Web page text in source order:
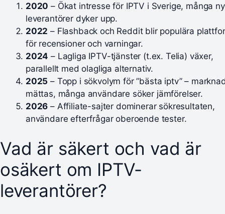
2020 – Ökat intresse för IPTV i Sverige, många
leverantörer dyker upp.
2022 – Flashback och Reddit blir populära
för recensioner och varningar.
2024 – Lagliga IPTV-tjänster (t.ex. Telia) växer,
parallellt med olagliga alternativ.
2025 – Topp i sökvolym för ”bästa iptv” –
mättas, många användare söker jämförelser.
2026 – Affiliate-sajter dominerar sökresultaten,
användare efterfrågar oberoende tester.
Vad är säkert och vad är
osäkert om IPTV-
leverantörer?